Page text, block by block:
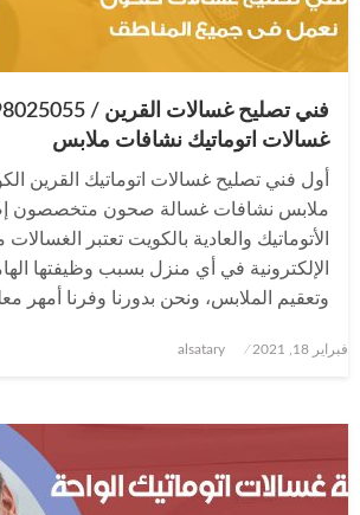
غسالات اتوماتيك نشافات ملابس
أول فني تصليح غسالات اتوماتيك القرين
ملابس نشافات غسالة صحون متخصصون
الأتوماتيك والعادية بالكويت تعتبر
الإلكترونية في أي منزل بسبب وظيفتها
وتعقيم الملابس، ونحن بدورنا وفرنا أمهر
نُشر
فبراير 18, 2021 alsatary